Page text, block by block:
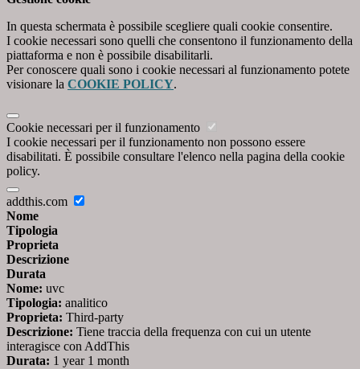
In questa schermata è possibile scegliere quali cookie consentire.
I cookie necessari sono quelli che consentono il funzionamento della
piattaforma e non è possibile disabilitarli.
Per conoscere quali sono i cookie necessari al funzionamento potete
visionare la COOKIE POLICY.
Cookie necessari per il funzionamento
I cookie necessari per il funzionamento non possono essere
disabilitati. È possibile consultare l'elenco nella pagina della cookie
policy.
addthis.com
Nome
Tipologia
Proprieta
Descrizione
Durata
Nome: uvc
Tipologia: analitico
Proprieta: Third-party
Descrizione: Tiene traccia della frequenza con cui un utente
interagisce con AddThis
Durata: 1 year 1 month